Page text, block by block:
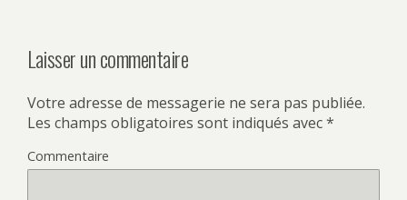
Laisser un commentaire
Votre adresse de messagerie ne sera pas publiée.
Les champs obligatoires sont indiqués avec*
Commentaire